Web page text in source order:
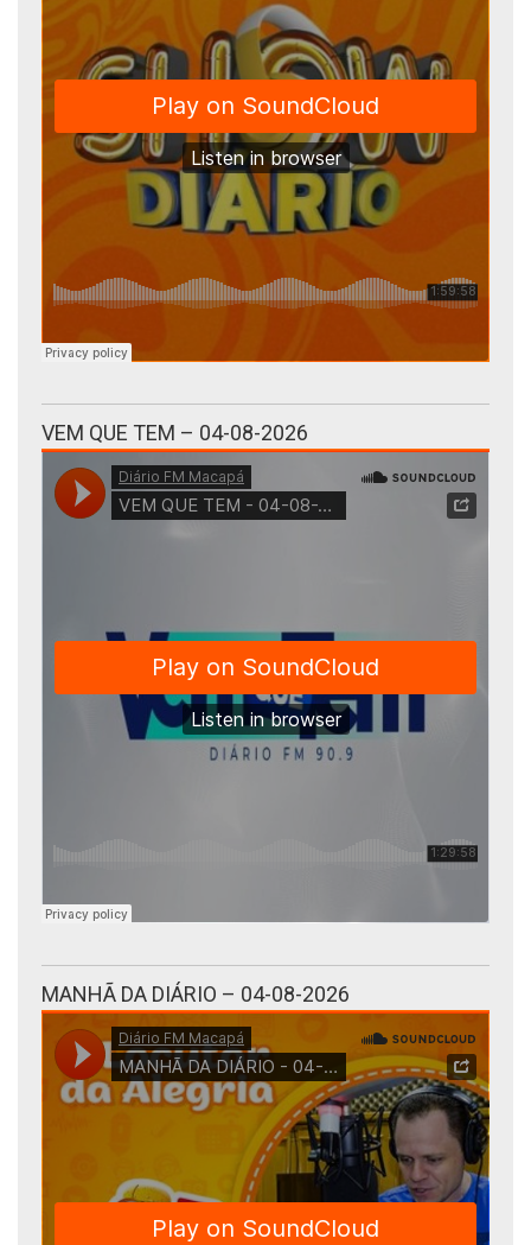
VEM QUE TEM – 04-08-2026
MANHÃ DA DIÁRIO – 04-08-2026